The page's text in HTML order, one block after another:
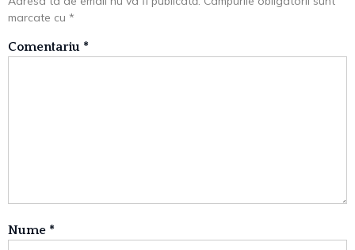
marcate cu *
Comentariu *
Nume *